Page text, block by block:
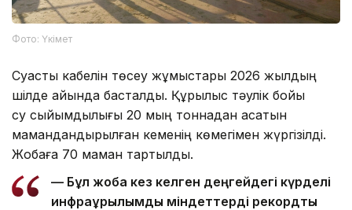
Фото: Үкімет
Суасты кабелін төсеу жұмыстары 2026 жылдың
шілде айында басталды. Құрылыс тәулік бойы
су сыйымдылығы 20 мың тоннадан асатын
мамандандырылған кеменің көмегімен жүргізілді.
Жобаға 70 маман тартылды.
— Бұл жоба кез келген деңгейдегі күрделі
инфрақұрылымдық міндеттерді рекордтық